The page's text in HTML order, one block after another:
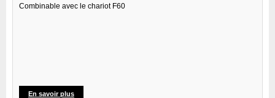
Combinable avec le chariot F60
En savoir plus